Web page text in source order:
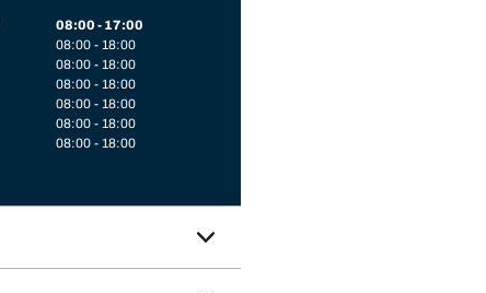
08:00 - 17:00
08:00 - 18:00
08:00 - 18:00
08:00 - 18:00
08:00 - 18:00
08:00 - 18:00
08:00 - 18:00